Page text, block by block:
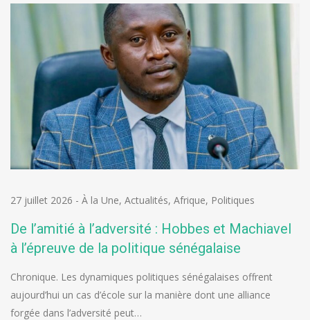
27 juillet 2026 - À la Une, Actualités, Afrique, Politiques
De l’amitié à l’adversité : Hobbes et Machiavel
à l’épreuve de la politique sénégalaise
Chronique. Les dynamiques politiques sénégalaises offrent
aujourd’hui un cas d’école sur la manière dont une alliance
forgée dans l’adversité peut…